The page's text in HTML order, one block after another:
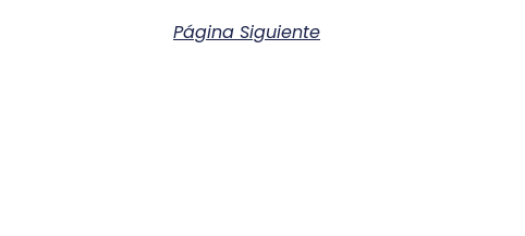
Página Siguiente